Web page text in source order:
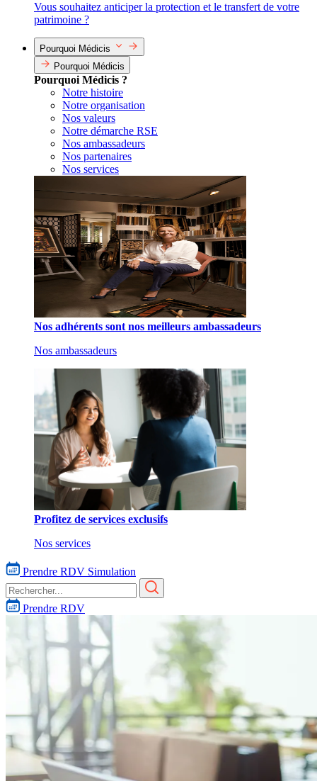
Vous souhaitez anticiper la protection et le transfert de votre
patrimoine ?
Pourquoi Médicis
Pourquoi Médicis
Pourquoi Médicis ?
Notre histoire
Notre organisation
Nos valeurs
Notre démarche RSE
Nos ambassadeurs
Nos partenaires
Nos services
Nos adhérents sont nos meilleurs ambassadeurs
Nos ambassadeurs
Profitez de services exclusifs
Nos services
Prendre RDV Simulation
Prendre RDV